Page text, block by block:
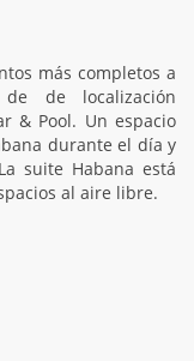
más completos a
de localización
& Pool. Un espacio
durante el día y
suite Habana está
al aire libre.